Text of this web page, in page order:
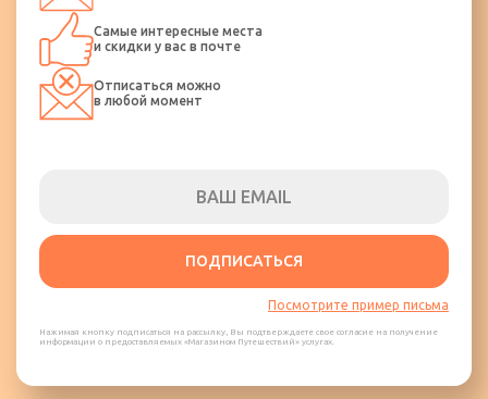
Самые интересные места
и скидки у вас в почте
Отписаться можно
в любой момент
ПОДПИСАТЬСЯ
Посмотрите пример письма
Нажимая кнопку подписаться на рассылку, Вы подтверждаете свое согласие на получение
информации о предоставляемых «Магазином Путешествий» услугах.